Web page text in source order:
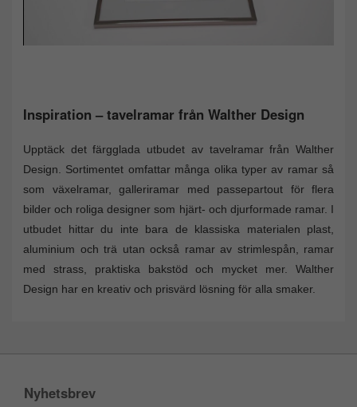
Inspiration – tavelramar från Walther Design
Upptäck det färgglada utbudet av tavelramar från Walther
Design. Sortimentet omfattar många olika typer av ramar så
som växelramar, galleriramar med passepartout för flera
bilder och roliga designer som hjärt- och djurformade ramar. I
utbudet hittar du inte bara de klassiska materialen plast,
aluminium och trä utan också ramar av strimlespån, ramar
med strass, praktiska bakstöd och mycket mer. Walther
Design har en kreativ och prisvärd lösning för alla smaker.
Nyhetsbrev